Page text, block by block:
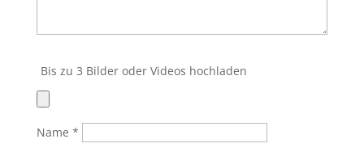
Bis zu 3 Bilder oder Videos hochladen
Name *